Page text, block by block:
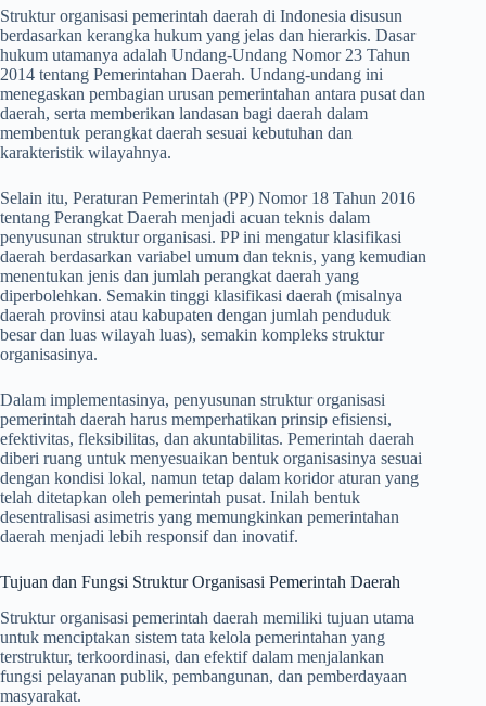
Struktur organisasi pemerintah daerah di Indonesia disusun
berdasarkan kerangka hukum yang jelas dan hierarkis. Dasar
hukum utamanya adalah Undang-Undang Nomor 23 Tahun
2014 tentang Pemerintahan Daerah. Undang-undang ini
menegaskan pembagian urusan pemerintahan antara pusat dan
daerah, serta memberikan landasan bagi daerah dalam
membentuk perangkat daerah sesuai kebutuhan dan
karakteristik wilayahnya.
Selain itu, Peraturan Pemerintah (PP) Nomor 18 Tahun 2016
tentang Perangkat Daerah menjadi acuan teknis dalam
penyusunan struktur organisasi. PP ini mengatur klasifikasi
daerah berdasarkan variabel umum dan teknis, yang kemudian
menentukan jenis dan jumlah perangkat daerah yang
diperbolehkan. Semakin tinggi klasifikasi daerah (misalnya
daerah provinsi atau kabupaten dengan jumlah penduduk
besar dan luas wilayah luas), semakin kompleks struktur
organisasinya.
Dalam implementasinya, penyusunan struktur organisasi
pemerintah daerah harus memperhatikan prinsip efisiensi,
efektivitas, fleksibilitas, dan akuntabilitas. Pemerintah daerah
diberi ruang untuk menyesuaikan bentuk organisasinya sesuai
dengan kondisi lokal, namun tetap dalam koridor aturan yang
telah ditetapkan oleh pemerintah pusat. Inilah bentuk
desentralisasi asimetris yang memungkinkan pemerintahan
daerah menjadi lebih responsif dan inovatif.
Tujuan dan Fungsi Struktur Organisasi Pemerintah Daerah
Struktur organisasi pemerintah daerah memiliki tujuan utama
untuk menciptakan sistem tata kelola pemerintahan yang
terstruktur, terkoordinasi, dan efektif dalam menjalankan
fungsi pelayanan publik, pembangunan, dan pemberdayaan
masyarakat.